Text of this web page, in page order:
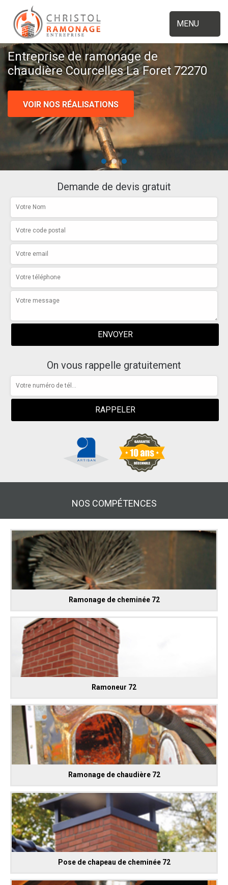
MENU
Entreprise de ramonage de
chaudière Courcelles La Foret 72270
VOIR NOS RÉALISATIONS
Demande de devis gratuit
On vous rappelle gratuitement
NOS COMPÉTENCES
Ramonage de cheminée 72
Ramoneur 72
Ramonage de chaudière 72
Pose de chapeau de cheminée 72